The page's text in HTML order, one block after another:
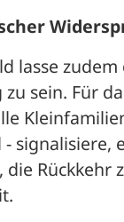
lasse
sein. Für
- signalisiere,
die Rückkehr